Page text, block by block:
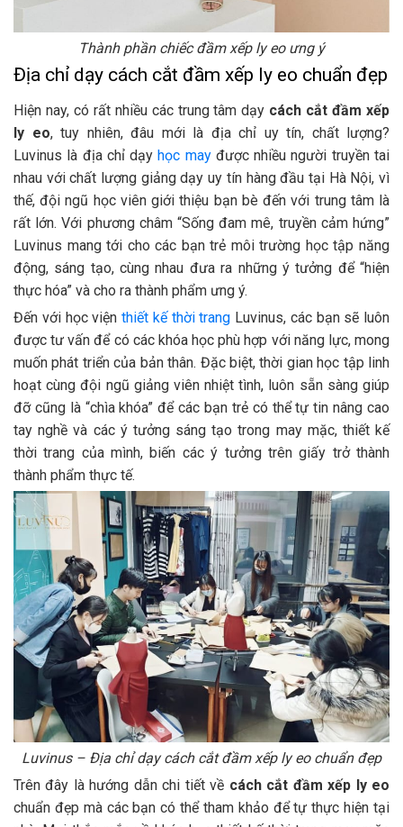
Thành phần chiếc đầm xếp ly eo ưng ý
Địa chỉ dạy cách cắt đầm xếp ly eo chuẩn đẹp
Hiện nay, có rất nhiều các trung tâm dạy cách cắt đầm xếp
ly eo, tuy nhiên, đâu mới là địa chỉ uy tín, chất lượng?
Luvinus là địa chỉ dạy học mayđược nhiều người truyền tai
nhau với chất lượng giảng dạy uy tín hàng đầu tại Hà Nội, vì
thế, đội ngũ học viên giới thiệu bạn bè đến với trung tâm là
rất lớn. Với phương châm “Sống đam mê, truyền cảm hứng”
Luvinus mang tới cho các bạn trẻ môi trường học tập năng
động, sáng tạo, cùng nhau đưa ra những ý tưởng để “hiện
thực hóa” và cho ra thành phẩm ưng ý.
Đến với học viện thiết kế thời trang Luvinus, các bạn sẽ luôn
được tư vấn để có các khóa học phù hợp với năng lực, mong
muốn phát triển của bản thân. Đặc biệt, thời gian học tập linh
hoạt cùng đội ngũ giảng viên nhiệt tình, luôn sẵn sàng giúp
đỡ cũng là “chìa khóa” để các bạn trẻ có thể tự tin nâng cao
tay nghề và các ý tưởng sáng tạo trong may mặc, thiết kế
thời trang của mình, biến các ý tưởng trên giấy trở thành
thành phẩm thực tế.
Luvinus – Địa chỉ dạy cách cắt đầm xếp ly eo chuẩn đẹp
Trên đây là hướng dẫn chi tiết về cách cắt đầm xếp ly eo
chuẩn đẹp mà các bạn có thể tham khảo để tự thực hiện tại